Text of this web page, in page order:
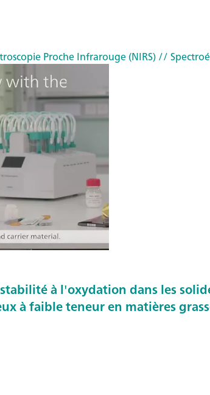
Proche Infrarouge (NIRS)//
à l'oxydation dans les
à faible teneur en matières